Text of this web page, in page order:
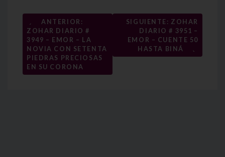
Navegación
de
entradas
←
ANTERIOR:
ZOHAR DIARIO #
3949 – EMOR – LA
NOVIA CON SETENTA
PIEDRAS PRECIOSAS
EN SU CORONA
SIGUIENTE: ZOHAR
DIARIO # 3951 –
EMOR – CUENTE 50
HASTA BINÁ
→